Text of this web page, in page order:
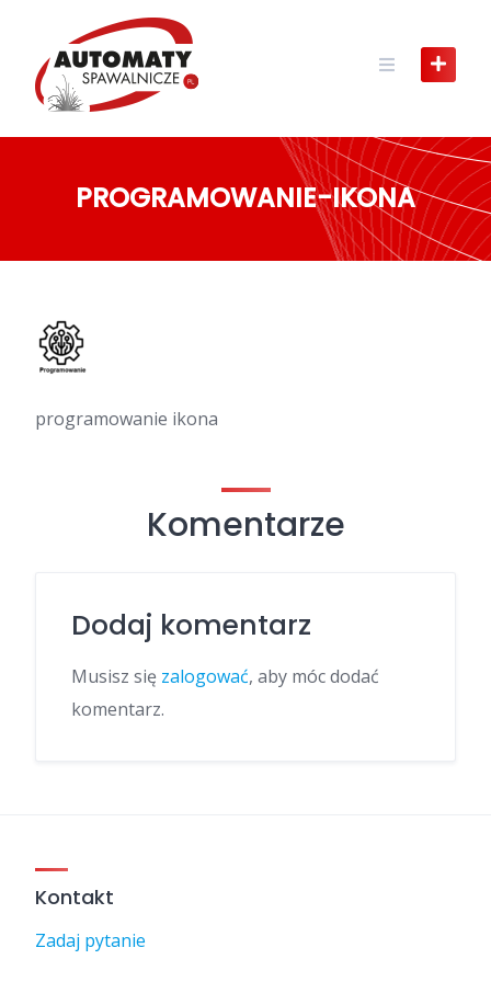
content
PROGRAMOWANIE-IKONA
programowanie ikona
Komentarze
Dodaj komentarz
Musisz się zalogować, aby móc dodać
komentarz.
Kontakt
Zadaj pytanie